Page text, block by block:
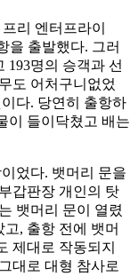
리 엔터프라이
을 출발했다. 그러
193명의 승객과 선
도 어처구니없었
다. 당연히 출항하
이 들이닥쳤고 배는
었다. 뱃머리 문을
갑판장 개인의 탓
뱃머리 문이 열렸
고, 출항 전에 뱃머
제대로 작동되지
대로 대형 참사로